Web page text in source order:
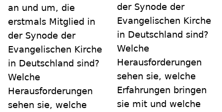
an und um, die
erstmals Mitglied in
der Synode der
Evangelischen Kirche
in Deutschland sind?
Welche
Herausforderungen
sehen sie, welche
der Synode der
Evangelischen Kirche
in Deutschland sind?
Welche
Herausforderungen
sehen sie, welche
Erfahrungen bringen
sie mit und welche